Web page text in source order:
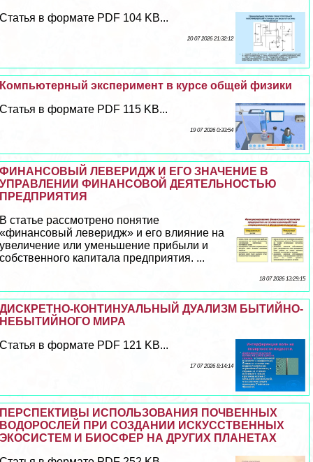
Статья в формате PDF 104 KB...
20 07 2026 21:32:12
Компьютерный эксперимент в курсе общей физики
Статья в формате PDF 115 KB...
19 07 2026 0:33:54
ФИНАНСОВЫЙ ЛЕВЕРИДЖ И ЕГО ЗНАЧЕНИЕ В
УПРАВЛЕНИИ ФИНАНСОВОЙ ДЕЯТЕЛЬНОСТЬЮ
ПРЕДПРИЯТИЯ
В статье рассмотрено понятие
«финансовый леверидж» и его влияние на
увеличение или уменьшение прибыли и
собственного капитала предприятия. ...
18 07 2026 13:29:15
ДИСКРЕТНО-КОНТИНУАЛЬНЫЙ ДУАЛИЗМ БЫТИЙНО-
НЕБЫТИЙНОГО МИРА
Статья в формате PDF 121 KB...
17 07 2026 8:14:14
ПЕРСПЕКТИВЫ ИСПОЛЬЗОВАНИЯ ПОЧВЕННЫХ
ВОДОРОСЛЕЙ ПРИ СОЗДАНИИ ИСКУССТВЕННЫХ
ЭКОСИСТЕМ И БИОСФЕР НА ДРУГИХ ПЛАНЕТАХ